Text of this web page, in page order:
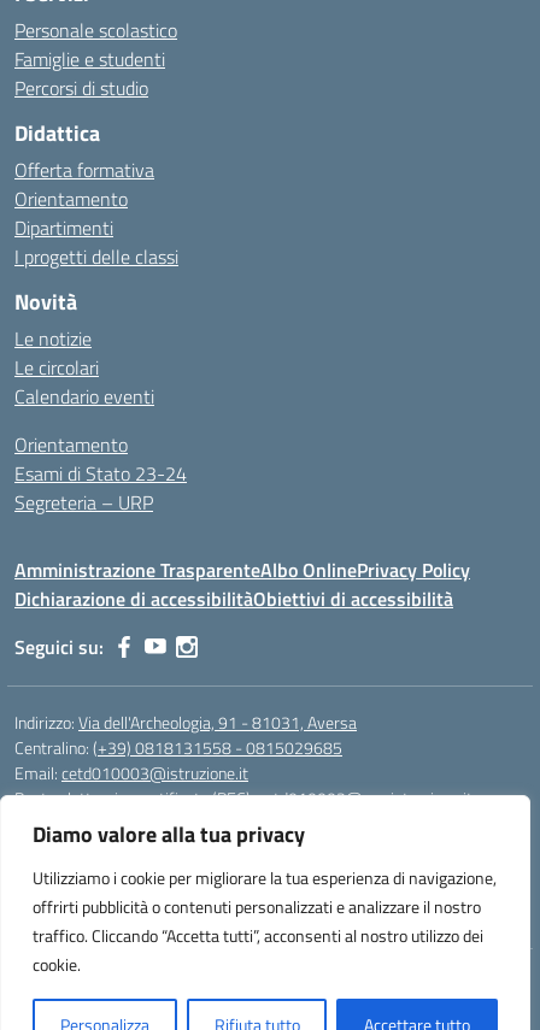
Diamo valore alla tua privacy
Utilizziamo i cookie per migliorare la tua esperienza di navigazione,
offrirti pubblicità o contenuti personalizzati e analizzare il nostro
traffico. Cliccando “Accetta tutti”, acconsenti al nostro utilizzo dei
cookie.
Personalizza Rifiuta tutto Accettare tutto
Personale scolastico
Famiglie e studenti
Percorsi di studio
Didattica
Offerta formativa
Orientamento
Dipartimenti
I progetti delle classi
Novità
Le notizie
Le circolari
Calendario eventi
Orientamento
Esami di Stato 23-24
Segreteria – URP
Amministrazione TrasparenteAlbo OnlinePrivacy Policy
Dichiarazione di accessibilitàObiettivi di accessibilità
Seguici su:
Indirizzo:Via dell'Archeologia, 91 - 81031, Aversa
Centralino:(+39) 0818131558 - 0815029685
Email:cetd010003@istruzione.it
Posta elettronica certificata (PEC):cetd010003@pec.istruzione.it
Codice fiscale: 81000710616
Codice meccanografico:
cetd010003
Codice unico di fatturazione (CUF): UFWLRQ